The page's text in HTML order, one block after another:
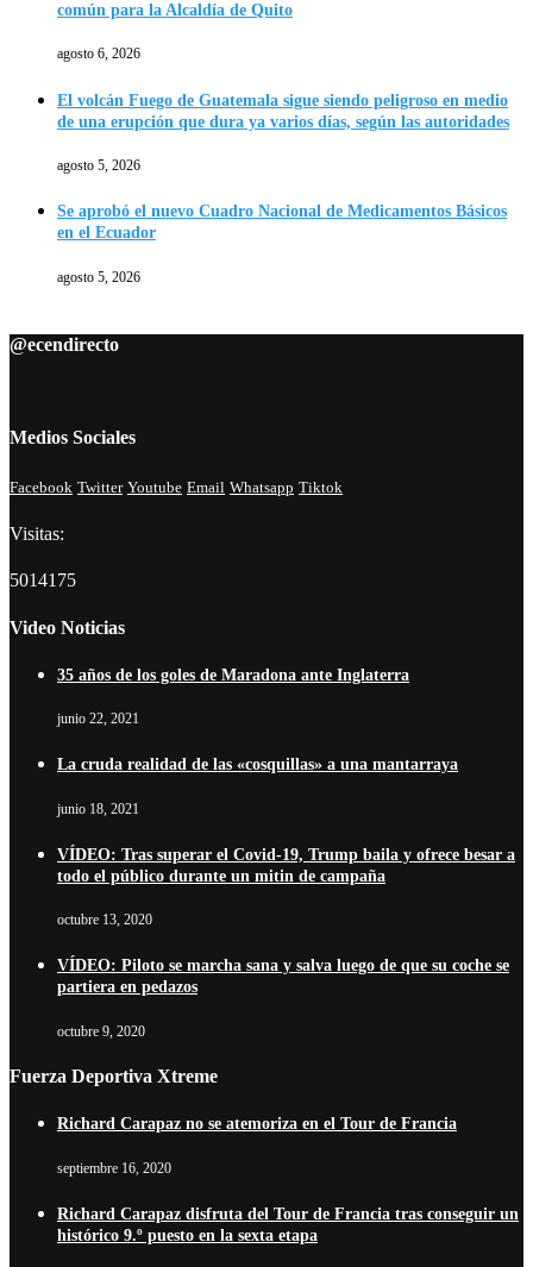
común para la Alcaldía de Quito
agosto 6, 2026
El volcán Fuego de Guatemala sigue siendo peligroso en medio
de una erupción que dura ya varios días, según las autoridades
agosto 5, 2026
Se aprobó el nuevo Cuadro Nacional de Medicamentos Básicos
en el Ecuador
agosto 5, 2026
@ecendirecto
Medios Sociales
Facebook Twitter Youtube Email Whatsapp Tiktok
Visitas:
5014175
Video Noticias
35 años de los goles de Maradona ante Inglaterra
junio 22, 2021
La cruda realidad de las «cosquillas» a una mantarraya
junio 18, 2021
VÍDEO: Tras superar el Covid-19, Trump baila y ofrece besar a
todo el público durante un mitin de campaña
octubre 13, 2020
VÍDEO: Piloto se marcha sana y salva luego de que su coche se
partiera en pedazos
octubre 9, 2020
Fuerza Deportiva Xtreme
Richard Carapaz no se atemoriza en el Tour de Francia
septiembre 16, 2020
Richard Carapaz disfruta del Tour de Francia tras conseguir un
histórico 9.º puesto en la sexta etapa